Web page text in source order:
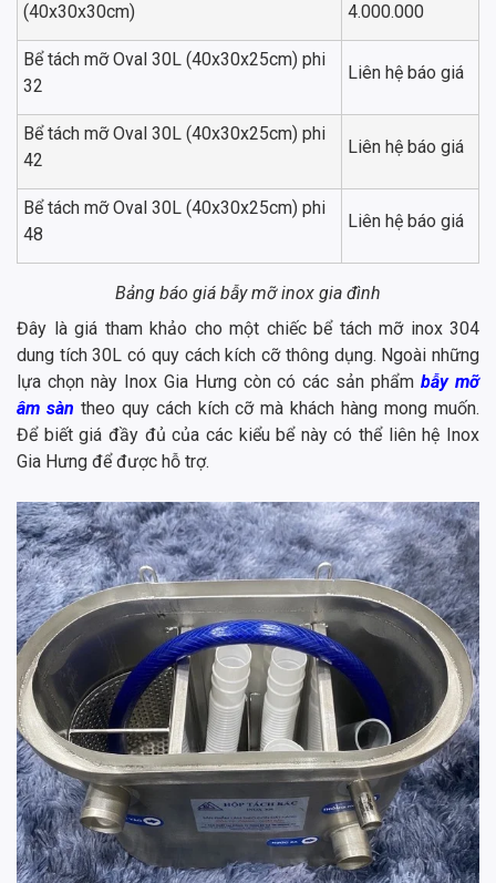
(40x30x30cm)
4.000.000
Bể tách mỡ Oval 30L (40x30x25cm) phi
32
Liên hệ báo giá
Bể tách mỡ Oval 30L (40x30x25cm) phi
42
Liên hệ báo giá
Bể tách mỡ Oval 30L (40x30x25cm) phi
48
Liên hệ báo giá
Bảng báo giá bẫy mỡ inox gia đình
Đây là giá tham khảo cho một chiếc bể tách mỡ inox 304
dung tích 30L có quy cách kích cỡ thông dụng. Ngoài những
lựa chọn này Inox Gia Hưng còn có các sản phẩmbẫy mỡ
âm sàn theo quy cách kích cỡ mà khách hàng mong muốn.
Để biết giá đầy đủ của các kiểu bể này có thể liên hệ Inox
Gia Hưng để được hỗ trợ.